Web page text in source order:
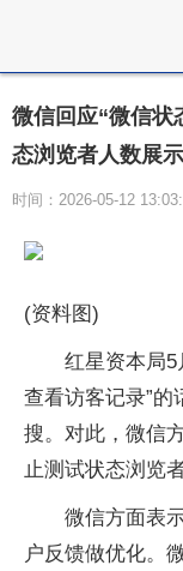
微信回应“微信状
态浏览者人数展
时间：2026-05-12
(资料图)
红星资本局5
查看访客记录”
搜。对此，微信
止测试状态浏览
微信方面表
户反馈做优化。